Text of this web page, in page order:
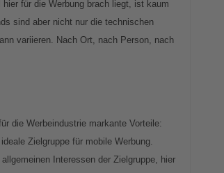
für die Werbung brach liegt, ist kaum
sind aber nicht nur die technischen
variieren. Nach Ort, nach Person, nach
die Werbeindustrie markante Vorteile:
Zielgruppe für mobile Werbung.
Interessen der Zielgruppe, hier